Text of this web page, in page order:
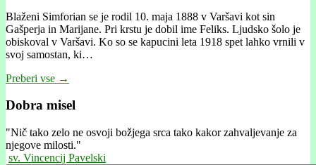
Blaženi Simforian se je rodil 10. maja 1888 v Varšavi kot sin
Gašperja in Marijane. Pri krstu je dobil ime Feliks. Ljudsko šolo je
obiskoval v Varšavi. Ko so se kapucini leta 1918 spet lahko vrnili v
svoj samostan, ki…
Preberi vse →
Dobra misel
"Nič tako zelo ne osvoji božjega srca tako kakor zahvaljevanje za
njegove milosti."
sv. Vincencij Pavelski